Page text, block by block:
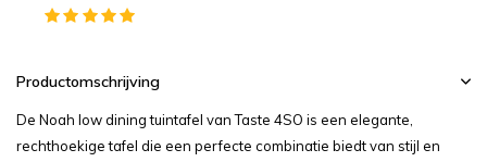
Productomschrijving
De Noah low dining tuintafel van Taste 4SO is een elegante,
rechthoekige tafel die een perfecte combinatie biedt van stijl en